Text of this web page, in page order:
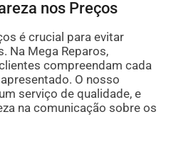
nos Preços
é crucial para evitar
Na Mega Reparos,
compreendam cada
O nosso
serviço de qualidade, e
na comunicação sobre os